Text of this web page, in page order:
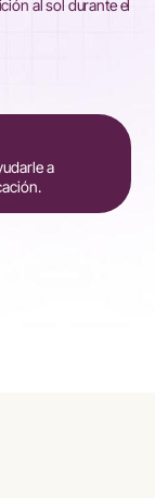
al sol durante el
a